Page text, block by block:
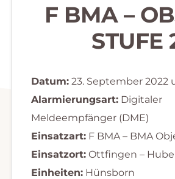
F BMA –
STUFE
Datum:23. September 2022
Alarmierungsart:Digitaler
Meldeempfänger (DME)
Einsatzart:F BMA – BMA
Einsatzort:Ottfingen –
Einheiten:Hünsborn